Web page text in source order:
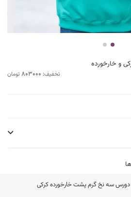
و خارخورده
تخفیف: 803000 تومان
دورس سه نخ گرم پشت خارخورده کرکی